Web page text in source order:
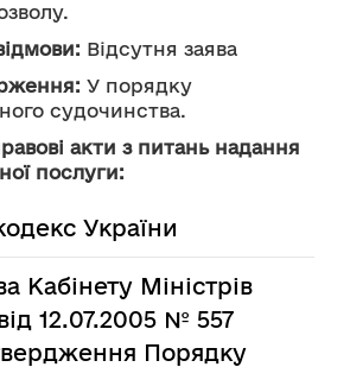
Відсутня заява
У порядку
судочинства.
акти з питань надання
послуги:
України
Кабінету Міністрів
12.07.2005 № 557
Порядку